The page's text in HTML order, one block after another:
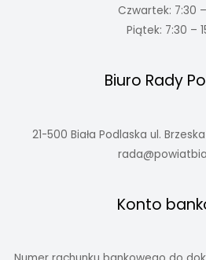
Czwartek: 7:30 –
Piątek: 7:30 –
Biuro Rady
21-500 Biała Podlaska ul.
Konto